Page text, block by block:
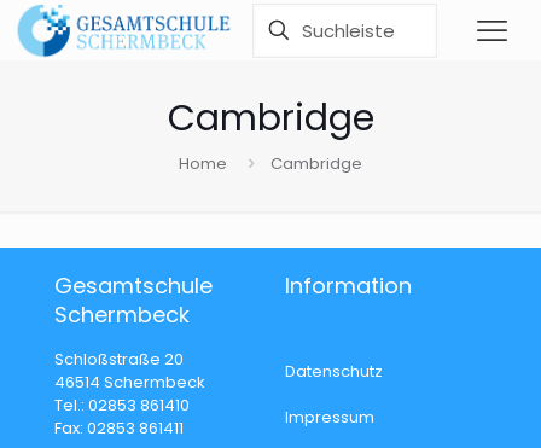
Cambridge
Home Cambridge
Gesamtschule
Schermbeck
Schloßstraße 20
46514 Schermbeck
Tel.: 02853 861410
Fax: 02853 861411
Information
Datenschutz
Impressum